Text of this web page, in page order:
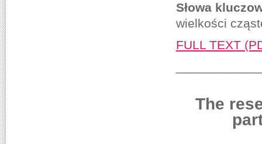
Słowa
wielkości
FULL TEXT
The